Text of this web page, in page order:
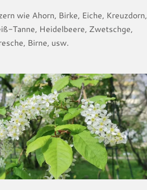
wie Ahorn, Birke, Eiche, Kreuzdorn,
Tanne, Heidelbeere, Zwetschge,
Birne, usw.